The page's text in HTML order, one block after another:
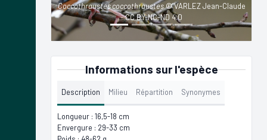
Coccothraustes coccothraustes© VARLEZ Jean-Claude
- CC BY-NC-ND 4.0
Informations sur l'espèce
Description Milieu Répartition Synonymes
Longueur : 16,5-18 cm
Envergure : 29-33 cm